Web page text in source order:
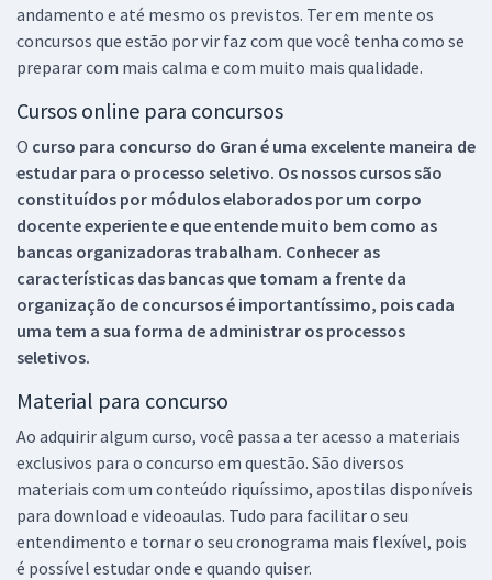
andamento e até mesmo os previstos. Ter em mente os
concursos que estão por vir faz com que você tenha como se
preparar com mais calma e com muito mais qualidade.
Cursos online para concursos
O curso para concurso do Gran é uma excelente maneira de
estudar para o processo seletivo. Os nossos cursos são
constituídos por módulos elaborados por um corpo
docente experiente e que entende muito bem como as
bancas organizadoras trabalham. Conhecer as
características das bancas que tomam a frente da
organização de concursos é importantíssimo, pois cada
uma tem a sua forma de administrar os processos
seletivos.
Material para concurso
Ao adquirir algum curso, você passa a ter acesso a materiais
exclusivos para o concurso em questão. São diversos
materiais com um conteúdo riquíssimo, apostilas disponíveis
para download e videoaulas. Tudo para facilitar o seu
entendimento e tornar o seu cronograma mais flexível, pois
é possível estudar onde e quando quiser.